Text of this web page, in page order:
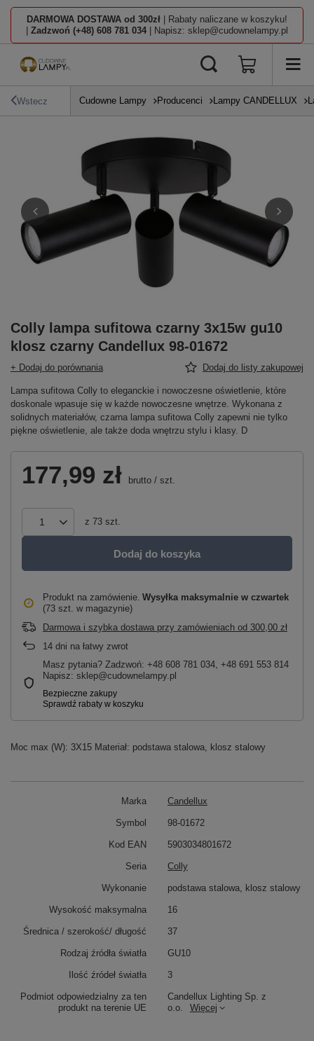
DARMOWA DOSTAWA od 300zł | Rabaty naliczane w koszyku!
Zadzwoń (+48) 608 781 034 | Napisz: sklep@cudownelampy.pl
Wstecz Cudowne Lampy Producenci Lampy CANDELLUX
Colly lampa sufitowa czarny 3x15w gu10
klosz czarny Candellux 98-01672
+ Dodaj do porównania Dodaj do listy zakupowej
Lampa sufitowa Colly to eleganckie i nowoczesne oświetlenie, które
doskonale wpasuje się w każde nowoczesne wnętrze. Wykonana z
solidnych materiałów, czarna lampa sufitowa Colly zapewni nie tylko
piękne oświetlenie, ale także doda wnętrzu stylu i klasy. D
177,99 zł brutto / szt.
z 73 szt.
Dodaj do koszyka
Produkt na zamówienie Wysyłka maksymalnie w czwartek
(73 szt. w magazynie)
Darmowa i szybka dostawa przy zamówieniach od 300,00 zł
14 dni na łatwy zwrot
Masz pytania? Zadzwoń: +48 608 781 034, +48 691 553 814
Napisz: sklep@cudownelampy.pl
Moc max (W): 3X15 Materiał: podstawa stalowa, klosz stalowy
Marka Candellux
Podmiot odpowiedzialny za ten
produkt na terenie UE
Candellux Lighting Sp. z
o.o.
Więcej
Symbol 98-01672
Kod EAN 5903034801672
Seria Colly
Wykonanie podstawa stalowa, klosz stalowy
Wysokość maksymalna 16
Średnica / szerokość/ długość 37
Rodzaj źródła światła GU10
Ilość źródeł światła 3